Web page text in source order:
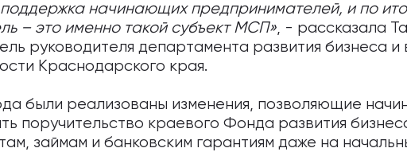
поддержка начинающих предпринимателей, и по
– это именно такой субъект МСП», - рассказала
руководителя департамента развития бизнеса
Краснодарского края.
были реализованы изменения, позволяющие
поручительство краевого Фонда развития
займам и банковским гарантиям даже на